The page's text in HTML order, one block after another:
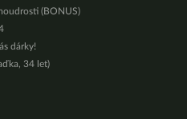
(BONUS)
dárky!
34 let)